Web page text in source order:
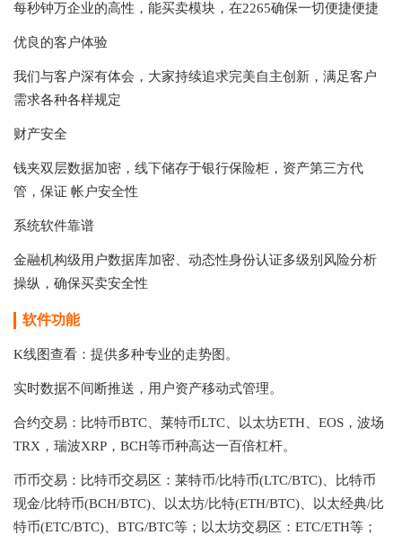
每秒钟万企业的高性，能买卖模块，在2265确保一切便捷便捷
优良的客户体验
我们与客户深有体会，大家持续追求完美自主创新，满足客户
需求各种各样规定
财产安全
钱夹双层数据加密，线下储存于银行保险柜，资产第三方代
管，保证 帐户安全性
系统软件靠谱
金融机构级用户数据库加密、动态性身份认证多级别风险分析
操纵，确保买卖安全性
软件功能
K线图查看：提供多种专业的走势图。
实时数据不间断推送，用户资产移动式管理。
合约交易：比特币BTC、莱特币LTC、以太坊ETH、EOS，波场
TRX，瑞波XRP，BCH等币种高达一百倍杠杆。
币币交易：比特币交易区：莱特币/比特币(LTC/BTC)、比特币
现金/比特币(BCH/BTC)、以太坊/比特(ETH/BTC)、以太经典/比
特币(ETC/BTC)、BTG/BTC等；以太坊交易区：ETC/ETH等；